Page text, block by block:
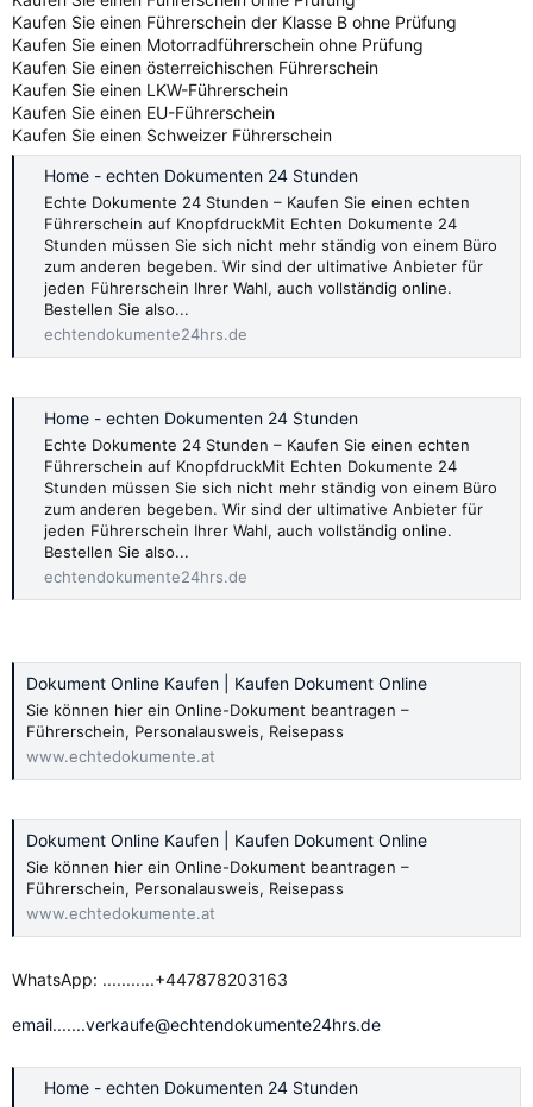
Kaufen Sie einen Führerschein der Klasse B ohne Prüfung
Kaufen Sie einen Motorradführerschein ohne Prüfung
Kaufen Sie einen österreichischen Führerschein
Kaufen Sie einen LKW-Führerschein
Kaufen Sie einen EU-Führerschein
Kaufen Sie einen Schweizer Führerschein
Home - echten Dokumenten 24 Stunden
Echte Dokumente 24 Stunden – Kaufen Sie einen echten
Führerschein auf KnopfdruckMit Echten Dokumente 24
Stunden müssen Sie sich nicht mehr ständig von einem Büro
zum anderen begeben. Wir sind der ultimative Anbieter für
jeden Führerschein Ihrer Wahl, auch vollständig online.
Bestellen Sie also...
echtendokumente24hrs.de
Home - echten Dokumenten 24 Stunden
Echte Dokumente 24 Stunden – Kaufen Sie einen echten
Führerschein auf KnopfdruckMit Echten Dokumente 24
Stunden müssen Sie sich nicht mehr ständig von einem Büro
zum anderen begeben. Wir sind der ultimative Anbieter für
jeden Führerschein Ihrer Wahl, auch vollständig online.
Bestellen Sie also...
echtendokumente24hrs.de
Dokument Online Kaufen | Kaufen Dokument Online
Sie können hier ein Online-Dokument beantragen –
Führerschein, Personalausweis, Reisepass
www.echtedokumente.at
Dokument Online Kaufen | Kaufen Dokument Online
Sie können hier ein Online-Dokument beantragen –
Führerschein, Personalausweis, Reisepass
www.echtedokumente.at
WhatsApp: ...........+447878203163
email.......verkaufe@echtendokumente24hrs.de
Home - echten Dokumenten 24 Stunden